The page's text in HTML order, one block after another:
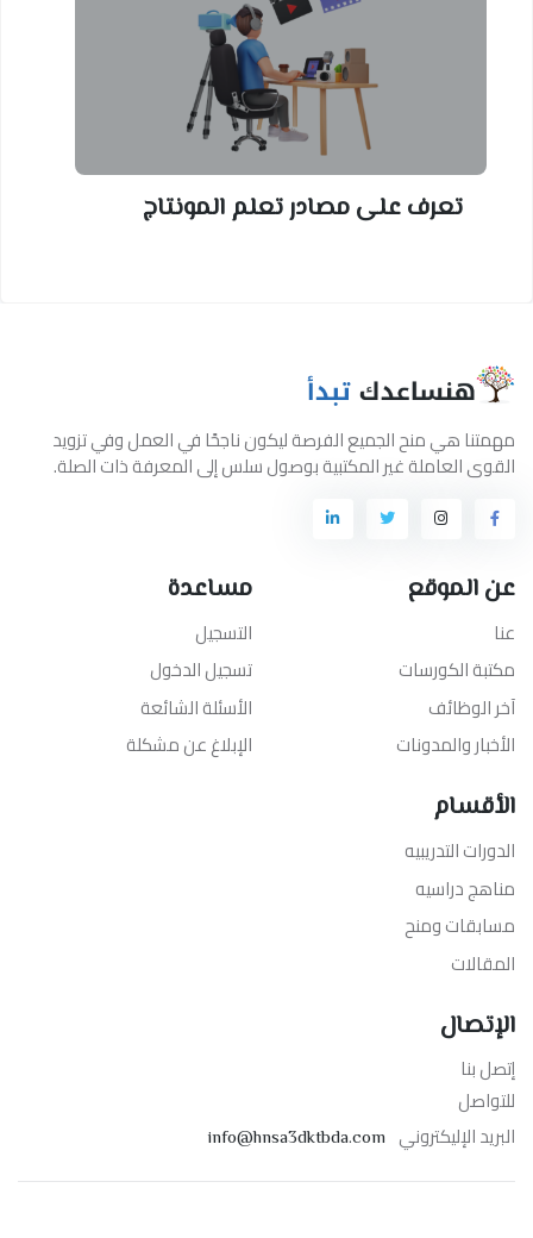
تعرف على مصادر تعلم المونتاج
مهمتنا هي منح الجميع الفرصة ليكون ناجحًا في العمل وفي تزويد
القوى العاملة غير المكتبية بوصول سلس إلى المعرفة ذات الصلة.
عن الموقع
عنا
مكتبة الكورسات
آخر الوظائف
الأخبار والمدونات
مساعدة
التسجيل
تسجيل الدخول
الأسئلة الشائعة
الإبلاغ عن مشكلة
الأقسام
الدورات التدريبيه
مناهج دراسيه
مسابقات ومنح
المقالات
الإتصال
إتصل بنا
للتواصل
البريد الإليكتروني info@hnsa3dktbda.com